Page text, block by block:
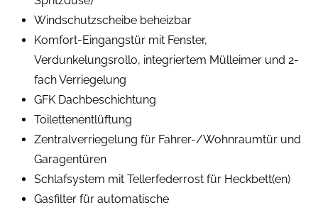
Windschutzscheibe beheizbar
Komfort-Eingangstür mit Fenster,
Verdunkelungsrollo, integriertem Mülleimer und 2-
fach Verriegelung
GFK Dachbeschichtung
Toilettenentlüftung
Zentralverriegelung für Fahrer-/Wohnraumtür und
Garagentüren
Schlafsystem mit Tellerfederrost für Heckbett(en)
Gasfilter für automatische